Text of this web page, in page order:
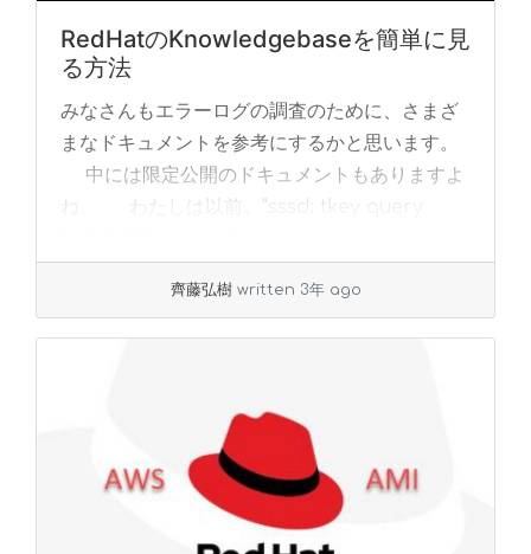
RedHatのKnowledgebaseを簡単に見
る方法
みなさんもエラーログの調査のために、さまざ
まなドキュメントを参考にするかと思います。
中には限定公開のドキュメントもありますよ
ね。 わたしは以前、"sssd: tkey query
齊藤弘樹 written 3年 ago